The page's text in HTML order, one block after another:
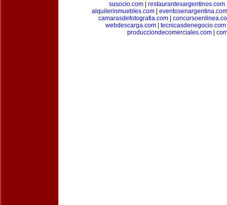
susocio.com
restaurantesargentinos.com
alquilerinmuebles.com
eventosenargentina.com
camarasdefotografia.com|
webdescarga.com| tecnicasdenegocio.com
producciondecomerciales.com|